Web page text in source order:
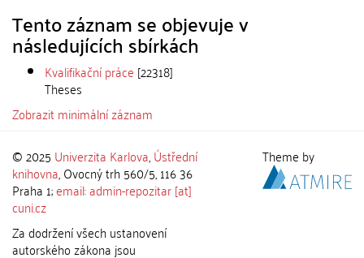
Tento záznam se objevuje v
následujících sbírkách
Kvalifikační práce [22318]
Theses
Zobrazit minimální záznam
© 2025 Univerzita Karlova,Ústřední
knihovna, Ovocný trh 560/5, 116 36
Praha 1;email: admin-repozitar [at]
cuni.cz
Za dodržení všech ustanovení
autorského zákona jsou
Theme by